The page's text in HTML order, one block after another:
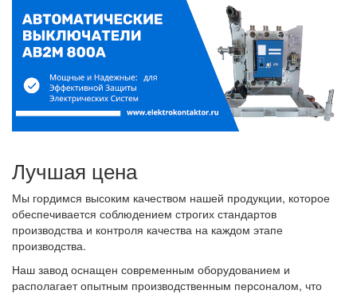
Лучшая цена
Мы гордимся высоким качеством нашей продукции, которое
обеспечивается соблюдением строгих стандартов
производства и контроля качества на каждом этапе
производства.
Наш завод оснащен современным оборудованием и
располагает опытным производственным персоналом, что